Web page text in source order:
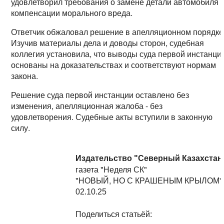
компенсации морального вреда.
Ответчик обжаловал решение в апелляционном
Изучив материалы дела и доводы сторон, судебная
коллегия установила, что выводы суда первой
основаны на доказательствах и соответствуют нормам
закона.
Решение суда первой инстанции оставлено без
изменения, апелляционная жалоба - без
удовлетворения. Судебные акты вступили в законную
силу.
Издательство "Северный
газета "Неделя СК"
"НОВЫЙ, НО С КРАШЕНЫМ КРЫЛОМ"
02.10.25
Поделиться статьёй: